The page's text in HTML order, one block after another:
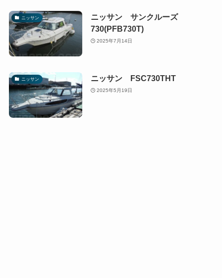
ニッサン
ニッサン サンクルーズ
730(PFB730T)
2025年7月14日
ニッサン ニッサン FSC730THT
2025年5月19日